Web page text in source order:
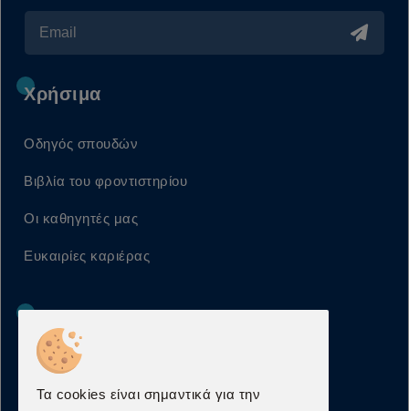
Χρήσιμα
Οδηγός σπουδών
Βιβλία του φροντιστηρίου
Οι καθηγητές μας
Ευκαιρίες καριέρας
Όροι χρήσης
Τα cookies είναι σημαντικά για την